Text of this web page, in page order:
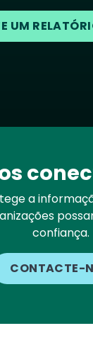
UM
a
confiança.
CONTACTE-